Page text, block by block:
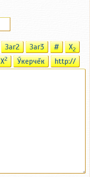
Заг2 Заг3 # X2
X2 Ӳкерчĕк http://